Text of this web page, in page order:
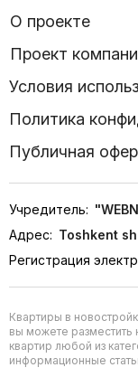
О проекте
Проект
Условия
Политика
Публичная
Учредитель:
Адрес: Toshkent
Регистрация
Квартиры в
вы можете разместить
квартир любой из
информационные